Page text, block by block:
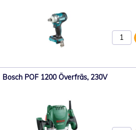
Bosch POF 1200 Överfräs, 230V